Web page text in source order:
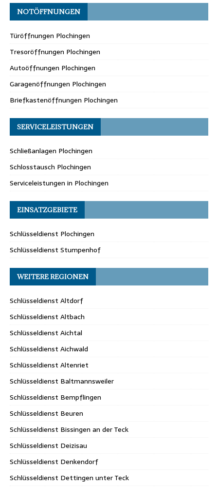
NOTÖFFNUNGEN
Türöffnungen Plochingen
Tresoröffnungen Plochingen
Autoöffnungen Plochingen
Garagenöffnungen Plochingen
Briefkastenöffnungen Plochingen
SERVICELEISTUNGEN
Schließanlagen Plochingen
Schlosstausch Plochingen
Serviceleistungen in Plochingen
EINSATZGEBIETE
Schlüsseldienst Plochingen
Schlüsseldienst Stumpenhof
WEITERE REGIONEN
Schlüsseldienst Altdorf
Schlüsseldienst Altbach
Schlüsseldienst Aichtal
Schlüsseldienst Aichwald
Schlüsseldienst Altenriet
Schlüsseldienst Baltmannsweiler
Schlüsseldienst Bempflingen
Schlüsseldienst Beuren
Schlüsseldienst Bissingen an der Teck
Schlüsseldienst Deizisau
Schlüsseldienst Denkendorf
Schlüsseldienst Dettingen unter Teck